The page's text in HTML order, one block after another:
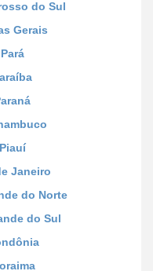
do Sul
Gerais
Janeiro
do Norte
do Sul